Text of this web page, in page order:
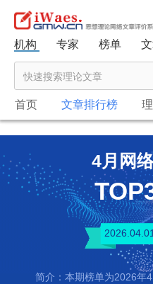
机构 专家 榜单
首页 文章排行榜
4月网
简介：本期榜单为2026年